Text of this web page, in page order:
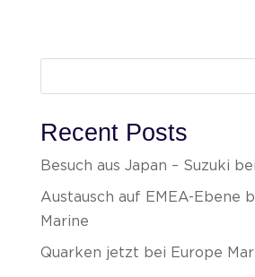
Recent Posts
Besuch aus Japan – Suzuki
Austausch auf EMEA-Ebene
Marine
Quarken jetzt bei Europe